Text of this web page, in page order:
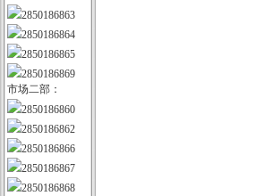
2850186863
2850186864
2850186865
2850186869
市场二部：
2850186860
2850186862
2850186866
2850186867
2850186868